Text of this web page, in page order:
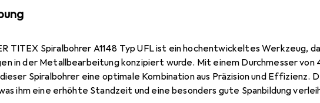
TITEX Spiralbohrer A1148 Typ UFL ist ein hochentwickeltes Werkzeug,
in der Metallbearbeitung konzipiert wurde. Mit einem Durchmesser von
Spiralbohrer eine optimale Kombination aus Präzision und Effizienz.
ihm eine erhöhte Standzeit und eine besonders gute Spanbildung